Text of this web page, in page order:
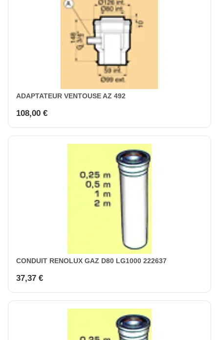
ADAPTATEUR VENTOUSE AZ 492
108,00 €
CONDUIT RENOLUX GAZ D80 LG1000 222637
37,37 €